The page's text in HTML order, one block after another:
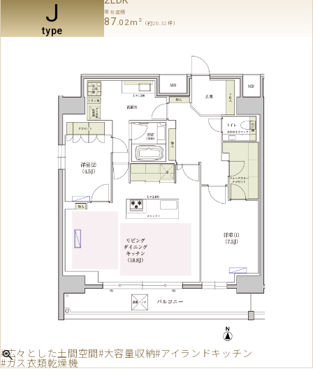
J
type
専有面積
87.02m 2 （約26.32坪）
#広々とした土間空間#大容量収納#アイランドキッチン
#ガス衣類乾燥機